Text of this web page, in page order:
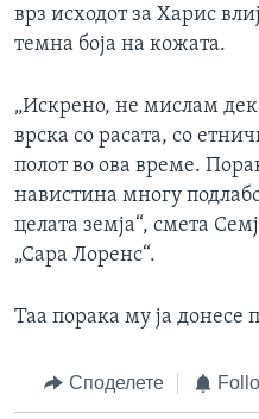
врз исходот за Харис
темна боја на кожата.
„Искрено, не мислам
врска со расата, со
полот во ова време.
навистина многу
целата земја“, смета
„Сара Лоренс“.
Таа порака му ја донесе
Споделете